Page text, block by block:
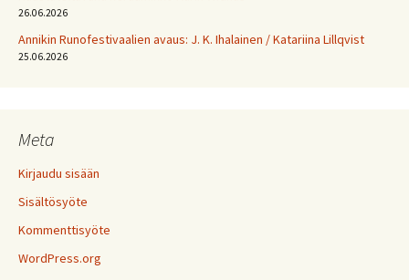
26.06.2026
Annikin Runofestivaalien avaus: J. K. Ihalainen / Katariina Lillqvist
25.06.2026
Meta
Kirjaudu sisään
Sisältösyöte
Kommenttisyöte
WordPress.org